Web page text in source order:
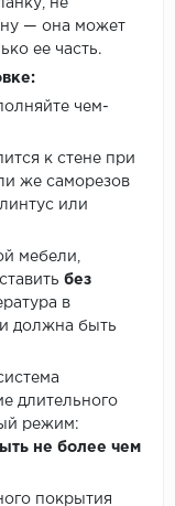
не
— она может
ее часть.
чем-
к стене при
же саморезов
или
мебели,
без
в
должна быть
длительного
режим:
не более чем
покрытия